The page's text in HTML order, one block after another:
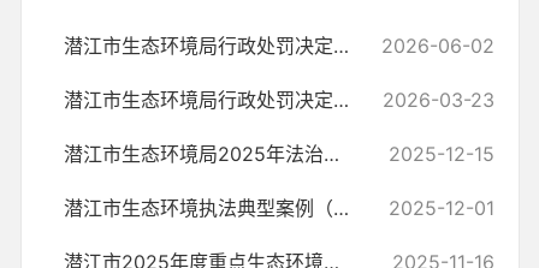
潜江市生态环境局行政处罚决定书（潜环罚〔2026〕4号） 2026-06-02
潜江市生态环境局行政处罚决定书（潜环罚〔2026〕3号） 2026-03-23
潜江市生态环境局2025年法治政府建设年度报告 2025-12-15
潜江市生态环境执法典型案例（2025年度） 2025-12-01
潜江市2025年度重点生态环境举报、信访案件及处理情况 2025-11-16